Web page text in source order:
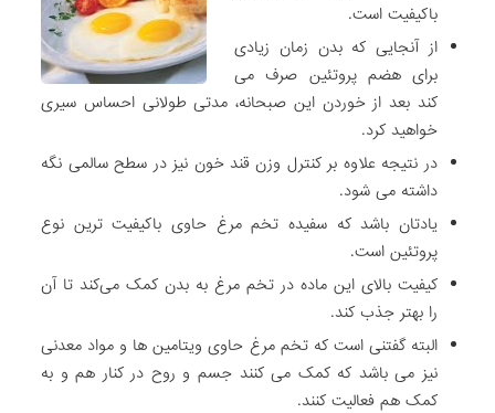
باکیفیت است.
از آنجایی که بدن زمان زیادی
برای هضم پروتئین صرف می
کند بعد از خوردن این صبحانه، مدتی طولانی احساس سیری
خواهید کرد.
در نتیجه علاوه بر کنترل وزن قند خون نیز در سطح سالمی نگه
داشته می شود.
یادتان باشد که سفیده تخم مرغ حاوی باکیفیت ترین نوع
پروتئین است.
کیفیت بالای این ماده در تخم مرغ به بدن کمک می‌کند تا آن
را بهتر جذب کند.
البته گفتنی است که تخم مرغ حاوی ویتامین ها و مواد معدنی
نیز می باشد که کمک می کنند جسم و روح در کنار هم و به
کمک هم فعالیت کنند.